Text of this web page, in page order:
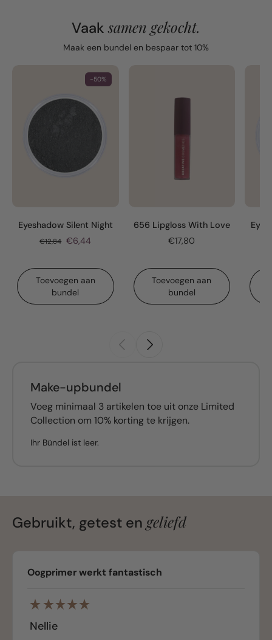
Vaaksamen gekocht.
Maak een bundel en bespaar tot 10%
-50%
Eyeshadow Silent Night
€12,84 €6,44
Toevoegen aan
bundel
656 Lipgloss With Love
€17,80
Toevoegen aan
bundel
Make-upbundel
Voeg minimaal 3 artikelen toe uit onze Limited
Collection om 10% korting te krijgen.
Ihr Bündel ist leer.
Gebruikt, getest engeliefd
Oogprimer werkt fantastisch
Nellie